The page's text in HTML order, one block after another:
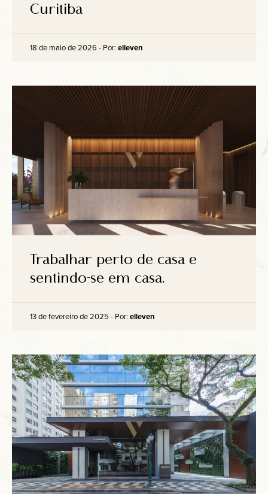
Curitiba
18 de maio de 2026 - Por: elleven
Trabalhar perto de casa e
sentindo-se em casa.
13 de fevereiro de 2025 - Por: elleven